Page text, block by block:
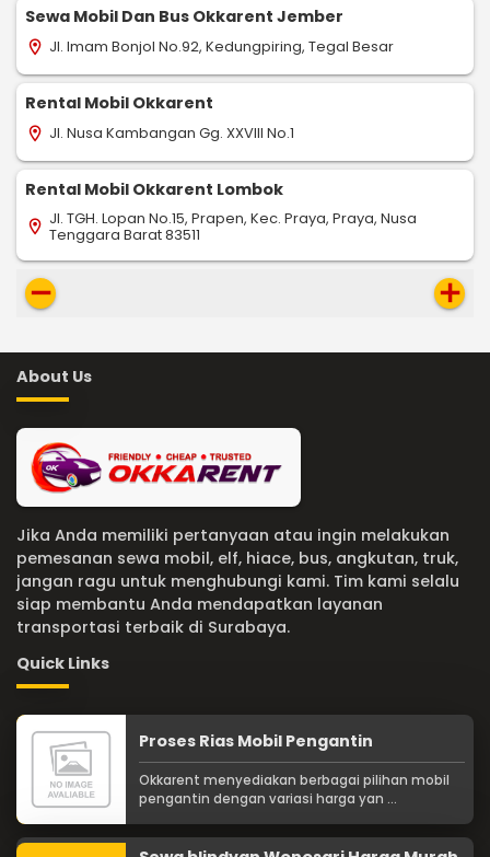
Sewa Mobil Dan Bus Okkarent Jember
location_on Jl. Imam Bonjol No.92, Kedungpiring, Tegal Besar
Rental Mobil Okkarent
location_on Jl. Nusa Kambangan Gg. XXVIII No.1
Rental Mobil Okkarent Lombok
location_on Jl. TGH. Lopan No.15, Prapen, Kec. Praya, Praya, Nusa
Tenggara Barat 83511
remove add
About Us
Jika Anda memiliki pertanyaan atau ingin melakukan
pemesanan sewa mobil, elf, hiace, bus, angkutan, truk,
jangan ragu untuk menghubungi kami. Tim kami selalu
siap membantu Anda mendapatkan layanan
transportasi terbaik di Surabaya.
Quick Links
Proses Rias Mobil Pengantin
Okkarent menyediakan berbagai pilihan mobil
pengantin dengan variasi harga yan ...